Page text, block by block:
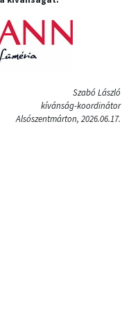
Szabó László
kívánság-koordinátor
Alsószentmárton, 2026.06.17.